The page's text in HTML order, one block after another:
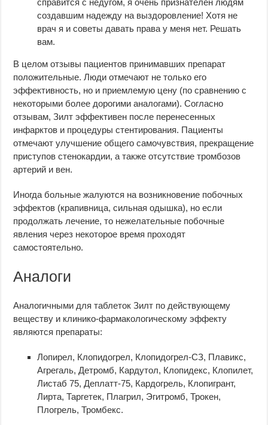
справится с недугом, я очень признателен людям
создавшим надежду на выздоровление! Хотя не
врач я и советы давать права у меня нет. Решать
вам.
В целом отзывы пациентов принимавших препарат
положительные. Люди отмечают не только его
эффективность, но и приемлемую цену (по сравнению с
некоторыми более дорогими аналогами). Согласно
отзывам, Зилт эффективен после перенесенных
инфарктов и процедуры стентирования. Пациенты
отмечают улучшение общего самочувствия, прекращение
приступов стенокардии, а также отсутствие тромбозов
артерий и вен.
Иногда больные жалуются на возникновение побочных
эффектов (крапивница, сильная одышка), но если
продолжать лечение, то нежелательные побочные
явления через некоторое время проходят
самостоятельно.
Аналоги
Аналогичными для таблеток Зилт по действующему
веществу и клинико-фармакологическому эффекту
являются препараты:
Лопирел, Клопидогрел, Клопидогрел-СЗ, Плавикс,
Агрегаль, Детромб, Кардутол, Клопидекс, Клопилет,
Листаб 75, Деплатт-75, Кардогрель, Клопигрант,
Лирта, Таргетек, Плагрил, Эгитромб, Трокен,
Плогрель, Тромбекс.